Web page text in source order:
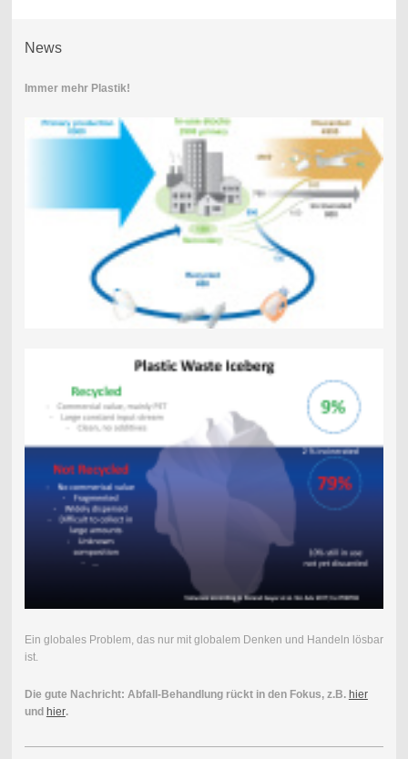
News
Immer mehr Plastik!
Ein globales Problem, das nur mit globalem Denken und Handeln lösbar
ist.
Die gute Nachricht: Abfall-Behandlung rückt in den Fokus, z.B. hier
und hier.